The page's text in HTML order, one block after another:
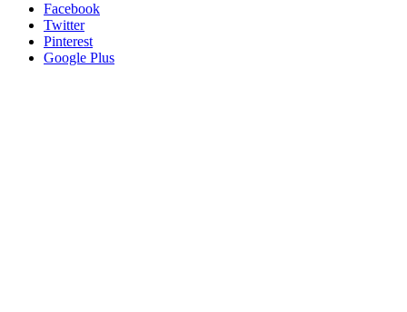
Facebook
Twitter
Pinterest
Google Plus